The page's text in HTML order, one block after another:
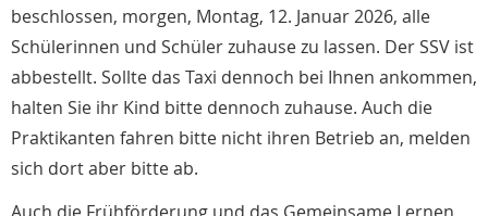
beschlossen, morgen, Montag, 12. Januar 2026, alle
Schülerinnen und Schüler zuhause zu lassen. Der SSV ist
abbestellt. Sollte das Taxi dennoch bei Ihnen ankommen,
halten Sie ihr Kind bitte dennoch zuhause. Auch die
Praktikanten fahren bitte nicht ihren Betrieb an, melden
sich dort aber bitte ab.